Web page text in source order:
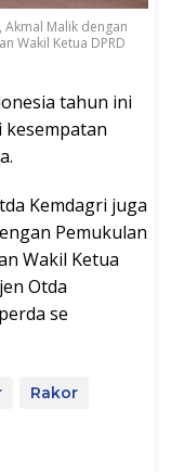
Akmal Malik dengan
Wakil Ketua DPRD
tahun ini
kesempatan
Kemdagri juga
Pemukulan
Wakil Ketua
Otda
se
Rakor